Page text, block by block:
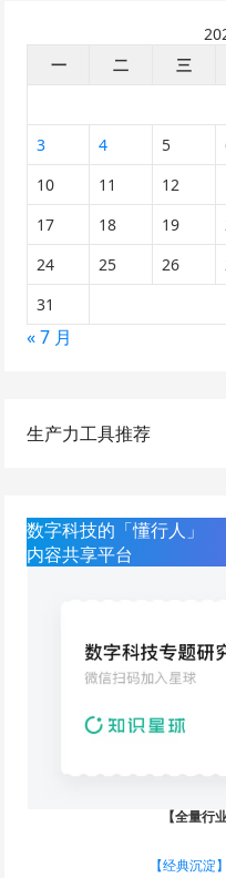
一
二 三
3
4 5
10
11 12
17
18 19
24
25 26
31
« 7 月
生产力工具推荐
数字科技的「懂行人」
内容共享平台
【全量行
【经典沉淀